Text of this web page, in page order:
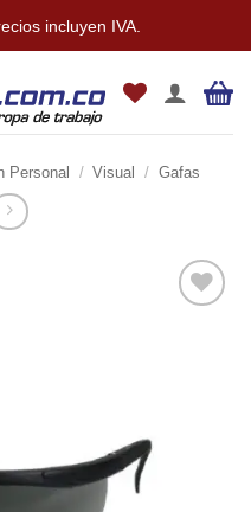
incluyen IVA.
Personal / Visual / Gafas